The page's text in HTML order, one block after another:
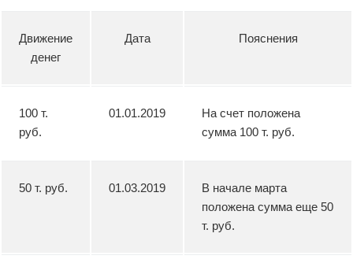
Движение
денег
Дата Пояснения
100 т.
руб.
01.01.2019
На счет положена
сумма 100 т. руб.
50 т. руб. 01.03.2019
В начале марта
положена сумма еще 50
т. руб.